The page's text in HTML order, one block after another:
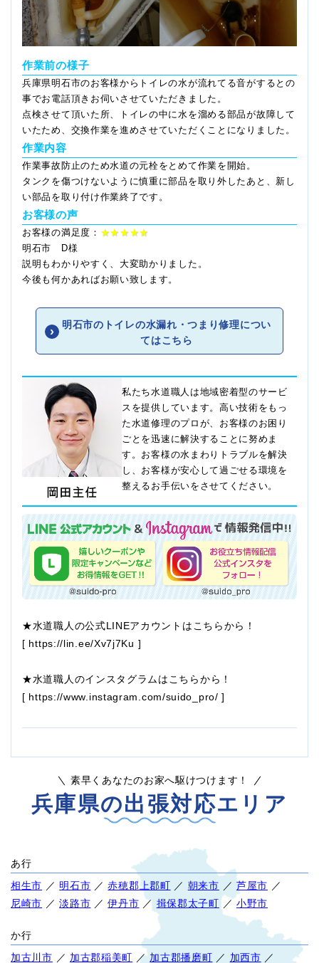
作業前の様子
兵庫県明石市のお客様からトイレの水が流れてる音がするとの
事でお電話頂きお伺いさせていただきました。
点検させて頂いた所、トイレの中に水を溜める部品が故障して
いたため、交換作業を進めさせていただくことになりました。
作業内容
作業事故防止のため水道の元栓をとめて作業を開始。
タンクを傷つけないように慎重に部品を取り外したあと、新し
い部品を取り付け作業終了です。
お客様の声
お客様の満足度： ★★★★★
明石市 D様
説明もわかりやすく、大変助かりました。
今後も何かあればお願い致します。
明石市のトイレの水漏れ・つまり修理につい
てはこちら
私たち水道職人は地域密着型のサービ
スを提供しています。高い技術をもっ
た水道修理のプロが、お客様のお困り
ごとを迅速に解決することに努めま
す。お客様の水まわりトラブルを解決
し、お客様が安心して過ごせる環境を
整えるお手伝いをさせてください。
★水道職人の公式LINEアカウントはこちらから！
[ https://lin.ee/Xv7j7Ku ]
★水道職人のインスタグラムはこちらから！
[ https://www.instagram.com/suido_pro/ ]
素早くあなたのお家へ駆けつけます！
兵庫県の出張対応エリア
あ行
相生市 ／ 明石市 ／赤穂郡上郡町 ／ 朝来市 ／ 芦屋市 ／
尼崎市 ／淡路市 ／伊丹市 ／ 揖保郡太子町 ／ 小野市
か行
加古川市 ／ 加古郡稲美町 ／ 加古郡播磨町 ／ 加西市 ／